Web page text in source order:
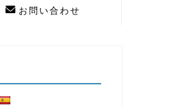
お問い合わせ